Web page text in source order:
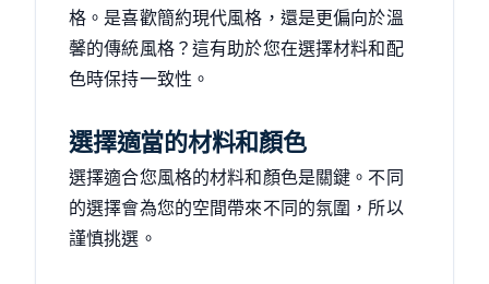
格。是喜歡簡約現代風格，還是更偏向於溫
馨的傳統風格？這有助於您在選擇材料和配
色時保持一致性。
選擇適當的材料和顏色
選擇適合您風格的材料和顏色是關鍵。不同
的選擇會為您的空間帶來不同的氛圍，所以
謹慎挑選。